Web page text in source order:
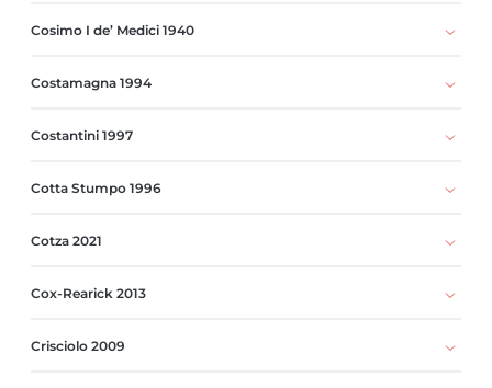
Cosimo I de’ Medici 1940
Costamagna 1994
Costantini 1997
Cotta Stumpo 1996
Cotza 2021
Cox-Rearick 2013
Crisciolo 2009